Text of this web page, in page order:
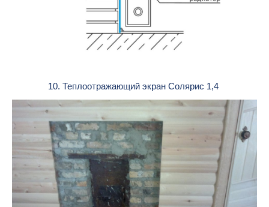
10. Теплоотражающий экран Солярис 1,4